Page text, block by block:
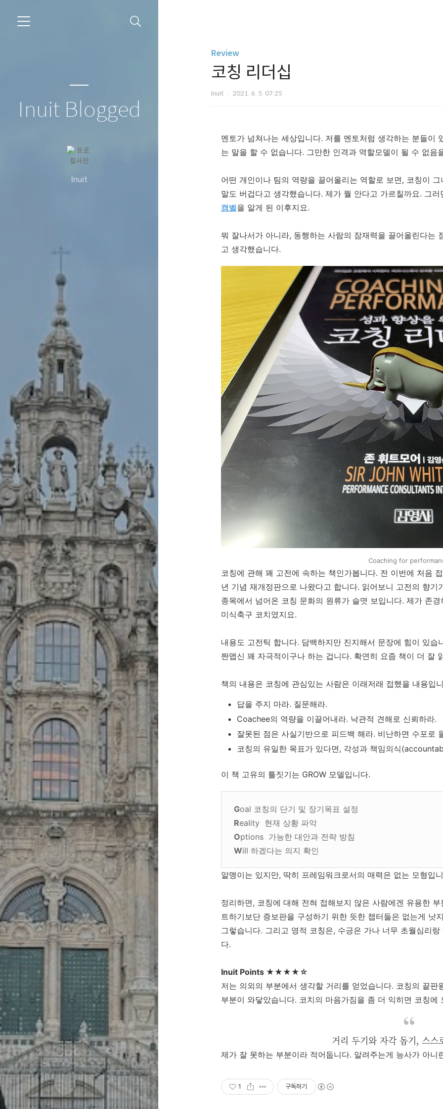
Inuit Blogged
Inuit
Review
코칭 리더십
Inuit 2021. 6. 5. 07:25
멘토가 넘쳐나는 세상입니다. 저를 멘토처럼 생각하는 분들이
는 말을 할 수 없습니다. 그만한 인격과 역할모델이 될 수 없음
어떤 개인이나 팀의 역량을 끌어올리는 역할로 보면, 코칭이 그
말도 버겁다고 생각했습니다. 제가뭘 안다고 가르칠까요. 그러
캠벨을 알게 된 이후지요.
뭐 잘나서가 아니라, 동행하는 사람의 잠재력을 끌어올린다는
고 생각했습니다.
Coaching for
코칭에 관해 꽤 고전에 속하는 책인가봅니다. 전 이번에 처음
년 기념 재개정판으로 나왔다고 합니다. 읽어보니 고전의 향기
종목에서 넘어온 코칭 문화의 원류가 슬몃 보입니다. 제가 존경
미식축구 코치였지요.
내용도 고전틱 합니다. 담백하지만 진지해서 문장에 힘이 있습
짠맵신 꽤 자극적이구나 하는 겁니다. 확연히 요즘 책이 더 잘
책의 내용은 코칭에 관심있는 사람은 이래저래 접했을 내용입
답을 주지 마라. 질문해라.
Coachee의 역량을 이끌어내라. 낙관적 견해로 신뢰하라.
잘못된 점은 사실기반으로 피드백 해라. 비난하면 수포로
코칭의 유일한 목표가 있다면, 각성과 책임의식
이 책 고유의 틀짓기는 GROW 모델입니다.
Goal 코칭의 단기 및 장기목표 설정
Reality 현재 상황 파악
Options 가능한 대안과 전략 방침
Will 하겠다는 의지 확인
알맹이는 있지만, 딱히 프레임워크로서의 매력은 없는 모형입
정리하면, 코칭에 대해 전혀 접해보지 않은 사람에겐 유용한 부
트하기보단 증보판을 구성하기 위한 듯한 챕터들은 없는게 낫
그렇습니다. 그리고 영적 코칭은, 수긍은 가나 너무 초월심리랑
다.
Inuit Points ★★★★☆
저는 의외의 부분에서 생각할 거리를 얻었습니다. 코칭의 끝판
부분이 와닿았습니다. 코치의 마음가짐을 좀 더 익히면 코칭에
거리 두기와 자각 돕기, 스스
제가 잘 못하는 부분이라 적어둡니다. 알려주는게 능사가 아니
1 구독하기